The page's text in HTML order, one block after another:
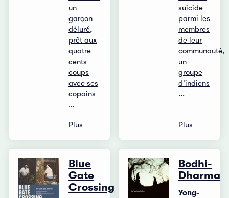
un
garçon
déluré,
prêt aux
quatre
cents
coups
avec ses
copains
...
Plus
suicide
parmi les
membres
de leur
communauté,
un
groupe
d'indiens
...
Plus
Blue
Gate
Crossing
Bodhi-
Dharma
Yong-